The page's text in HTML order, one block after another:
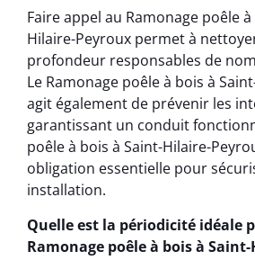
Faire appel au Ramonage poêle
Hilaire-Peyroux permet à
profondeur responsables de
Le Ramonage poêle à bois à
agit également de prévenir les
garantissant un conduit
poêle à bois à Saint-Hilaire-
obligation essentielle pour
installation.
Quelle est la périodicité idéale
Ramonage poêle à bois à